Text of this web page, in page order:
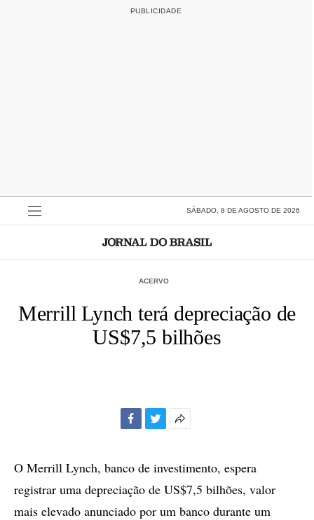
SÁBADO, 8 DE AGOSTO DE 2026
ACERVO
Merrill Lynch terá depreciação de
US$7,5 bilhões
compartilhamento
O Merrill Lynch, banco de investimento, espera
registrar uma depreciação de US$7,5 bilhões, valor
mais elevado anunciado por um banco durante um